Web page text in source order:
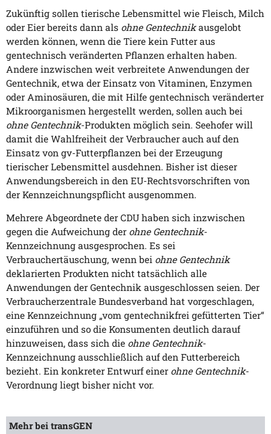
Zukünftig sollen tierische Lebensmittel wie Fleisch, Milch
oder Eier bereits dann als ohne Gentechnikausgelobt
werden können, wenn die Tiere kein Futter aus
gentechnisch veränderten Pflanzen erhalten haben.
Andere inzwischen weit verbreitete Anwendungen der
Gentechnik, etwa der Einsatz von Vitaminen, Enzymen
oder Aminosäuren, die mit Hilfe gentechnisch veränderter
Mikroorganismen hergestellt werden, sollen auch bei
ohne Gentechnik-Produkten möglich sein. Seehofer will
damit die Wahlfreiheit der Verbraucher auch auf den
Einsatz von gv-Futterpflanzen bei der Erzeugung
tierischer Lebensmittel ausdehnen. Bisher ist dieser
Anwendungsbereich in den EU-Rechtsvorschriften von
der Kennzeichnungspflicht ausgenommen.
Mehrere Abgeordnete der CDU haben sich inzwischen
gegen die Aufweichung der ohne Gentechnik-
Kennzeichnung ausgesprochen. Es sei
Verbrauchertäuschung, wenn bei ohne Gentechnik
deklarierten Produkten nicht tatsächlich alle
Anwendungen der Gentechnik ausgeschlossen seien. Der
Verbraucherzentrale Bundesverband hat vorgeschlagen,
eine Kennzeichnung „vom gentechnikfrei gefütterten Tier“
einzuführen und so die Konsumenten deutlich darauf
hinzuweisen, dass sich die ohne Gentechnik-
Kennzeichnung ausschließlich auf den Futterbereich
bezieht. Ein konkreter Entwurf einer ohne Gentechnik-
Verordnung liegt bisher nicht vor.
Mehr bei transGEN